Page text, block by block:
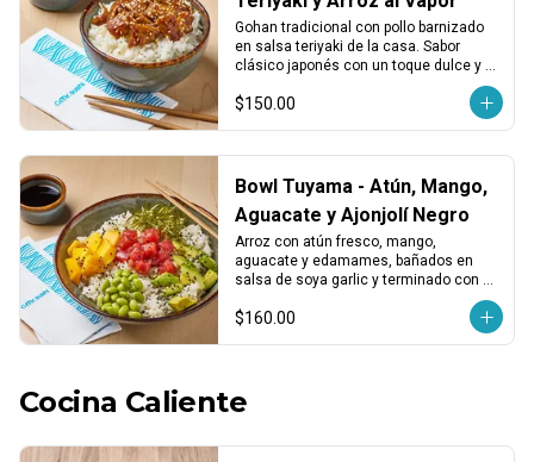
Gohan tradicional con pollo barnizado
en salsa teriyaki de la casa. Sabor
clásico japonés con un toque dulce y
$150.00
Bowl Tuyama - Atún, Mango,
Aguacate y Ajonjolí Negro
Arroz con atún fresco, mango,
aguacate y edamames, bañados en
salsa de soya garlic y terminado con
equilibrado.
$160.00
Cocina Caliente